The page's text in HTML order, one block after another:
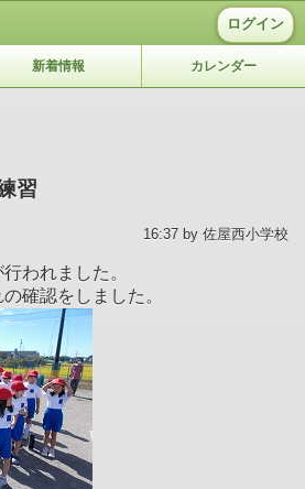
ログイン
新着情報 カレンダー
習
16:37 by 佐屋西小学校
われました。
確認をしました。